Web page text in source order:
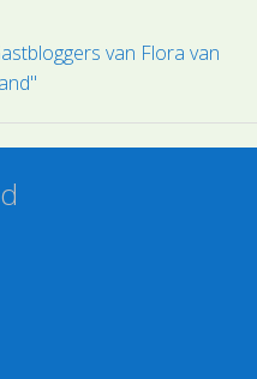
van Flora van